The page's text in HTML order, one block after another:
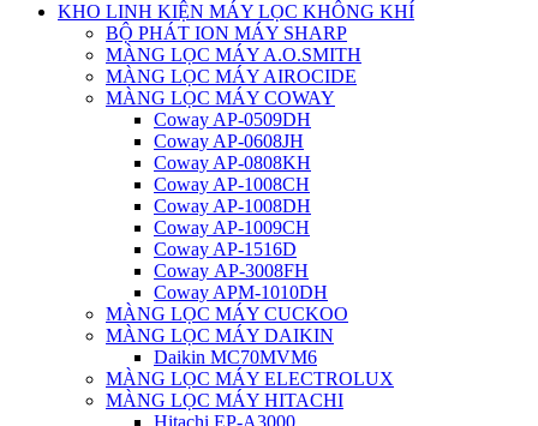
KHO LINH KIỆN MÁY LỌC KHÔNG KHÍ
BỘ PHÁT ION MÁY SHARP
MÀNG LỌC MÁY A.O.SMITH
MÀNG LỌC MÁY AIROCIDE
MÀNG LỌC MÁY COWAY
Coway AP-0509DH
Coway AP-0608JH
Coway AP-0808KH
Coway AP-1008CH
Coway AP-1008DH
Coway AP-1009CH
Coway AP-1516D
Coway AP-3008FH
Coway APM-1010DH
MÀNG LỌC MÁY CUCKOO
MÀNG LỌC MÁY DAIKIN
Daikin MC70MVM6
MÀNG LỌC MÁY ELECTROLUX
MÀNG LỌC MÁY HITACHI